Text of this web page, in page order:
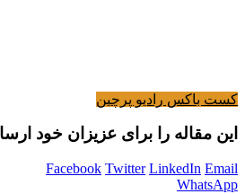
کست باکس رادیو پرچین
این مقاله را برای عزیزان خود
Facebook Twitter LinkedIn Email
WhatsApp